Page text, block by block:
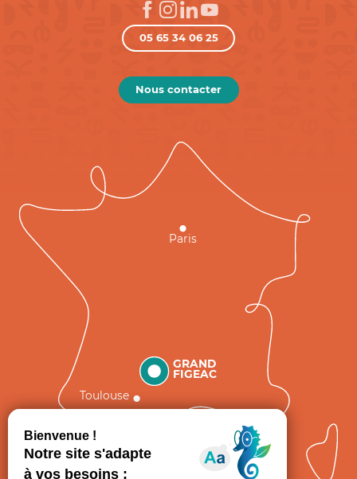
05 65 34 06 25
Nous contacter
GRAND
FIGEAC
Toulouse
Paris